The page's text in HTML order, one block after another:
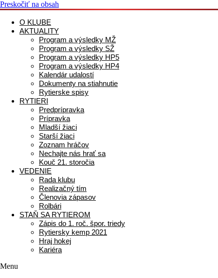
Preskočiť na obsah
O KLUBE
AKTUALITY
Program a výsledky MŽ
Program a výsledky SŽ
Program a výsledky HP5
Program a výsledky HP4
Kalendár udalostí
Dokumenty na stiahnutie
Rytierske spisy
RYTIERI
Predprípravka
Prípravka
Mladší žiaci
Starší žiaci
Zoznam hráčov
Nechajte nás hrať sa
Kouč 21. storočia
VEDENIE
Rada klubu
Realizačný tím
Členovia zápasov
Rolbári
STAŇ SA RYTIEROM
Zápis do 1. roč. špor. triedy
Rytiersky kemp 2021
Hraj hokej
Kariéra
Menu